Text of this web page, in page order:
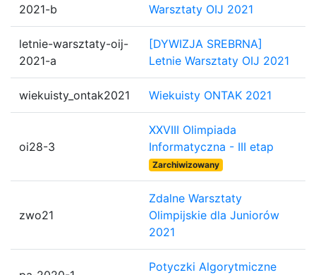
2021-b
Warsztaty OIJ 2021
letnie-warsztaty-oij-
2021-a
[DYWIZJA SREBRNA]
Letnie Warsztaty OIJ 2021
wiekuisty_ontak2021 Wiekuisty ONTAK 2021
oi28-3
XXVIII Olimpiada
Informatyczna - III etap
Zarchiwizowany
zwo21
Zdalne Warsztaty
Olimpijskie dla Juniorów
2021
Potyczki Algorytmiczne